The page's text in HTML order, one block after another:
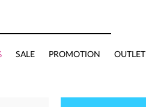
SALE PROMOTION OUTLET